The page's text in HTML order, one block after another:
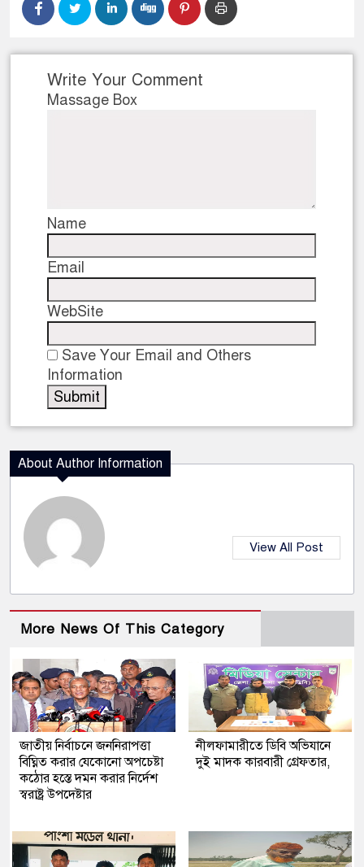
Write Your Comment
Massage Box
Name
Email
WebSite
Save Your Email and Others
Information
About Author Information
View All Post
More News Of This Category
জাতীয় নির্বাচনে জননিরাপত্তা
বিঘ্নিত করার যেকোনো অপচেষ্টা
কঠোর হস্তে দমন করার নির্দেশ
স্বরাষ্ট্র উপদেষ্টার
নীলফামারীতে ডিবি অভিযানে
দুই মাদক কারবারী গ্রেফতার,